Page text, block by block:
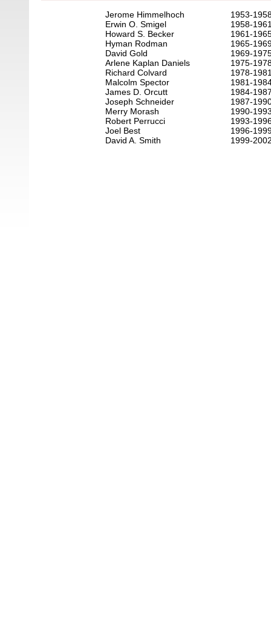
Jerome Himmelhoch
1953-
Erwin O. Smigel
1958-
Howard S. Becker
1961-
Hyman Rodman
1965-
David Gold
1969-
Arlene Kaplan Daniels
1975-
Richard Colvard
1978-
Malcolm Spector
1981-
James D. Orcutt
1984-
Joseph Schneider
1987-
Merry Morash
1990-
Robert Perrucci
1993-
Joel Best
1996-
David A. Smith
1999-